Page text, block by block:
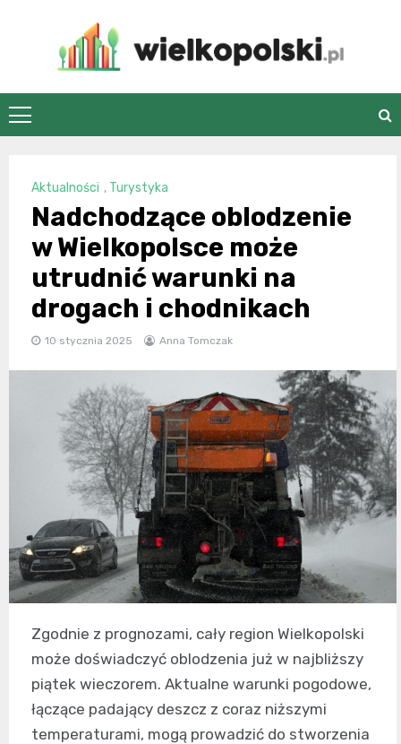
wielkopolski.pl
Aktualności , Turystyka
Nadchodzące oblodzenie
w Wielkopolsce może
utrudnić warunki na
drogach i chodnikach
10 stycznia 2025 Anna Tomczak
Zgodnie z prognozami, cały region Wielkopolski
może doświadczyć oblodzenia już w najbliższy
piątek wieczorem. Aktualne warunki pogodowe,
łączące padający deszcz z coraz niższymi
temperaturami, mogą prowadzić do stworzenia